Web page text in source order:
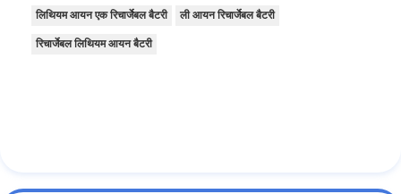
लिथियम आयन एक रिचार्जेबल बैटरी ली आयन रिचार्जेबल बैटरी
रिचार्जेबल लिथियम आयन बैटरी